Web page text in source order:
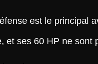
est le principal
et ses 60 HP ne sont